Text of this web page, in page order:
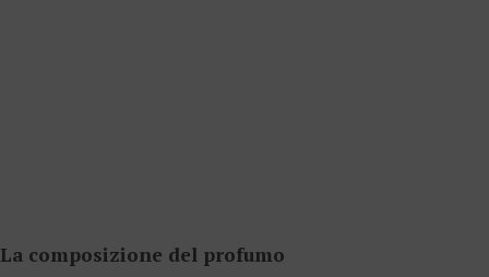
La composizione del profumo